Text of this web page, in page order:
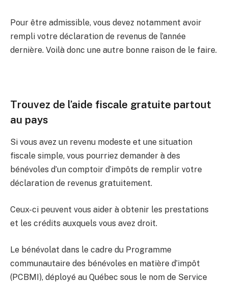
Pour être admissible, vous devez notamment avoir
rempli votre déclaration de revenus de l’année
dernière. Voilà donc une autre bonne raison de le faire.
Trouvez de l’aide fiscale gratuite partout
au pays
Si vous avez un revenu modeste et une situation
fiscale simple, vous pourriez demander à des
bénévoles d’un comptoir d’impôts de remplir votre
déclaration de revenus gratuitement.
Ceux-ci peuvent vous aider à obtenir les prestations
et les crédits auxquels vous avez droit.
Le bénévolat dans le cadre du Programme
communautaire des bénévoles en matière d’impôt
(PCBMI), déployé au Québec sous le nom de Service